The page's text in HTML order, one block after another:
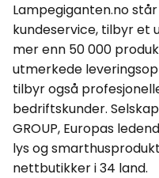
Lampegiganten.no
kundeservice, tilbyr et
mer enn 50 000
utmerkede
tilbyr også
bedriftskunder.
GROUP, Europas
lys og
nettbutikker i 34 land.